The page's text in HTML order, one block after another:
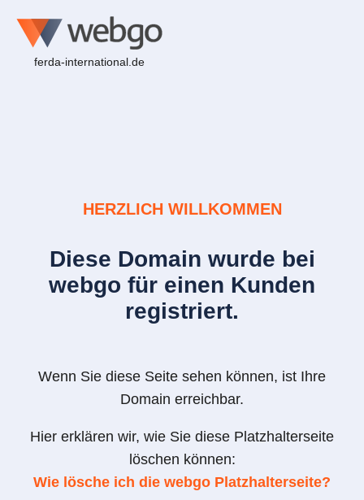
ferda-international.de
HERZLICH WILLKOMMEN
Diese Domain wurde bei
webgo für einen Kunden
registriert.
Wenn Sie diese Seite sehen können, ist Ihre
Domain erreichbar.
Hier erklären wir, wie Sie diese Platzhalterseite
löschen können:
Wie lösche ich die webgo Platzhalterseite?